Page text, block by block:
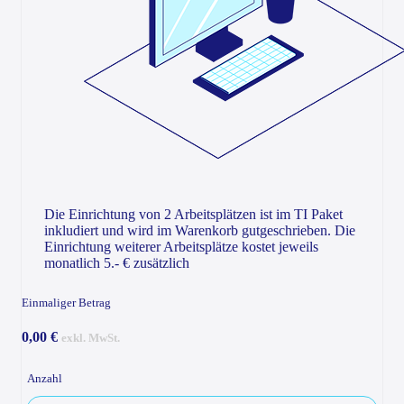
Die Einrichtung von 2 Arbeitsplätzen ist im TI Paket
inkludiert und wird im Warenkorb gutgeschrieben. Die
Einrichtung weiterer Arbeitsplätze kostet jeweils
monatlich 5.- € zusätzlich
Einmaliger Betrag
0,00 € exkl. MwSt.
Anzahl